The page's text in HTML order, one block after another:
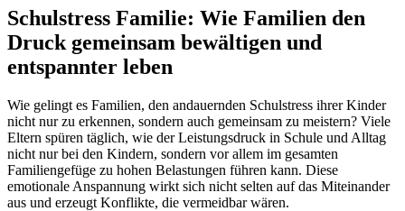
Schulstress Familie: Wie Familien den
Druck gemeinsam bewältigen und
entspannter leben
Wie gelingt es Familien, den andauernden Schulstress ihrer Kinder
nicht nur zu erkennen, sondern auch gemeinsam zu meistern? Viele
Eltern spüren täglich, wie der Leistungsdruck in Schule und Alltag
nicht nur bei den Kindern, sondern vor allem im gesamten
Familiengefüge zu hohen Belastungen führen kann. Diese
emotionale Anspannung wirkt sich nicht selten auf das Miteinander
aus und erzeugt Konflikte, die vermeidbar wären.